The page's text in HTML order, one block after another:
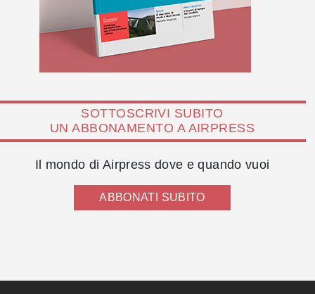
SOTTOSCRIVI SUBITO
UN ABBONAMENTO A AIRPRESS
Il mondo di Airpress dove e quando vuoi
ABBONATI SUBITO